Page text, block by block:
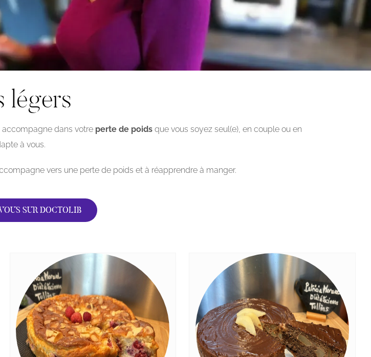
légers
accompagne dans votre perte de poids que vous soyez seul(e), en couple ou en
à vous.
vers une perte de poids et à réapprendre à manger.
SUR DOCTOLIB